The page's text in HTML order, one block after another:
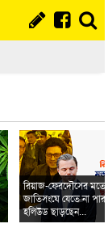
রিয়াজ-ফেরদৌসের মতো
জাতিসংঘে যেতে না
হলিউড ছাড়ছেন...